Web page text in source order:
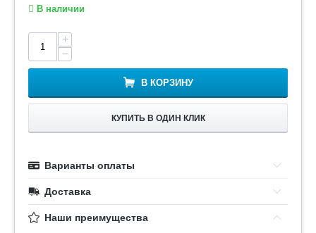
В наличии
+
−
В КОРЗИНУ
КУПИТЬ В ОДИН КЛИК
Варианты оплаты
Доставка
Наши преимущества